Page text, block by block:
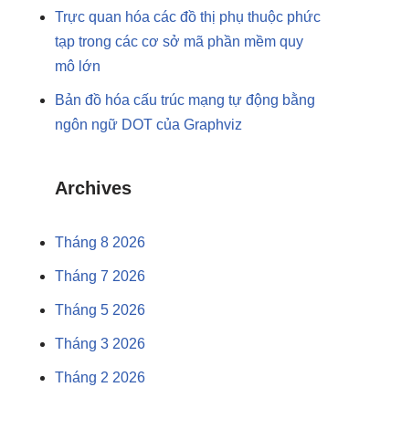
Trực quan hóa các đồ thị phụ thuộc phức
tạp trong các cơ sở mã phần mềm quy
mô lớn
Bản đồ hóa cấu trúc mạng tự động bằng
ngôn ngữ DOT của Graphviz
Archives
Tháng 8 2026
Tháng 7 2026
Tháng 5 2026
Tháng 3 2026
Tháng 2 2026